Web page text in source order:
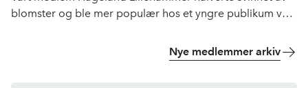
blomster og ble mer populær hos et yngre publikum ved
Nye medlemmer arkiv